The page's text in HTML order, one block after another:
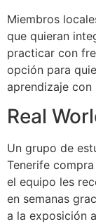
Miembros
que quieran
practicar con
opción para
aprendizaje
Real
Un grupo de
Tenerife
el equipo les
en semanas
a la exposición